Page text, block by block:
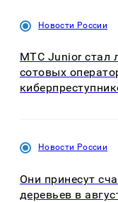
Новости России
МТС Junior стал
сотовых
Новости России
Они принесут
деревьев в